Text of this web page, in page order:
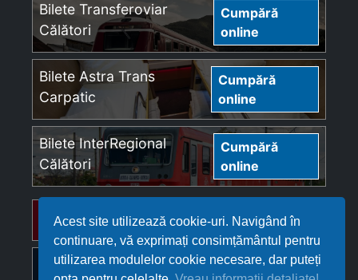
Acest site utilizează cookie-uri. Navigând în
continuare, vă exprimați consimțământul pentru
utilizarea modulelor cookie necesare, dar puteți
Bilete Transferoviar
Călători
Cumpără
online
Bilete Astra Trans
Carpatic
Cumpără
online
Bilete InterRegional
Călători
Cumpără
online
Bilete Regio Călători Cumpără online
Bilete Softrans Cumpără online